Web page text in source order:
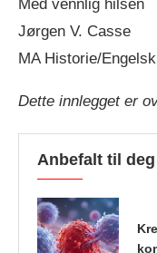
Med vennlig hilsen
Jørgen V. Casse
MA Historie/Engelsk
Dette innlegget er
Anbefalt til deg